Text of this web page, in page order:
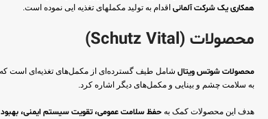
همکاری یک شرکت آلمانی اقدام به تولید مکملهای تغذیه ایی نموده است.
محصولات (Schutz Vital)
محصولات شوتس ویتال
به سلامت چشم و بینایی و مکمل‌های دیگر اشاره کرد.
هدف این محصولات کمک به حفظ سلامت عمومی، تقویت سیستم ایمنی، بهبود